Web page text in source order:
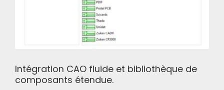
Intégration CAO fluide et bibliothèque de
composants étendue.